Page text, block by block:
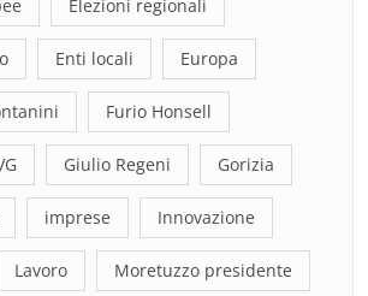
Elezioni regionali
Enti locali Europa
Furio Honsell
Giulio Regeni Gorizia
imprese Innovazione
Lavoro Moretuzzo presidente